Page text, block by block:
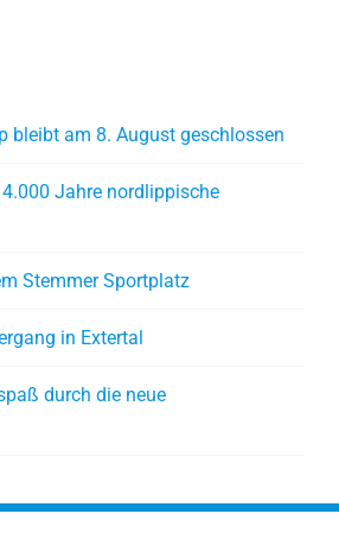
bleibt am 8. August geschlossen
Jahre nordlippische
Stemmer Sportplatz
in Extertal
durch die neue